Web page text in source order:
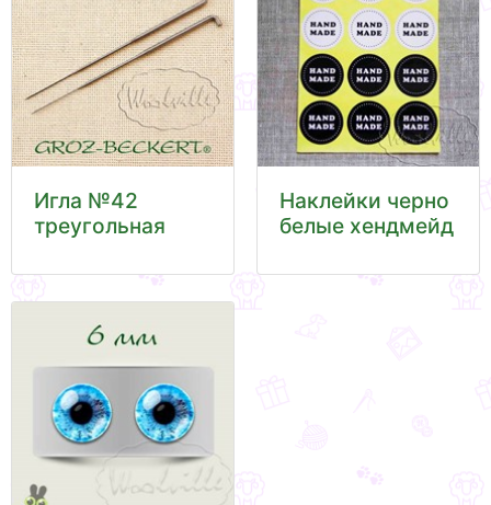
Игла №42
треугольная
Наклейки черно
белые хендмейд